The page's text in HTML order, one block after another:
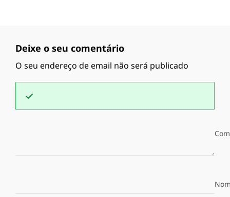
Deixe o seu comentário
O seu endereço de email não será publicado